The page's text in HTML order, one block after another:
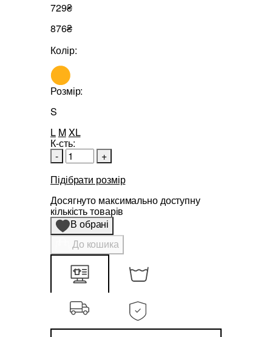
729₴
876₴
Колір:
Розмір:
S
L MXL
К-сть:
-
+
Підібрати розмір
Досягнуто максимально доступну
кількість товарів
В обрані
До кошика